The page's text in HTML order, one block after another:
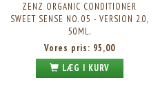
ZENZ ORGANIC CONDITIONER
SWEET SENSE NO. 05 - VERSION 2.0,
50ML.
Vores pris: 95,00
LÆG I KURV